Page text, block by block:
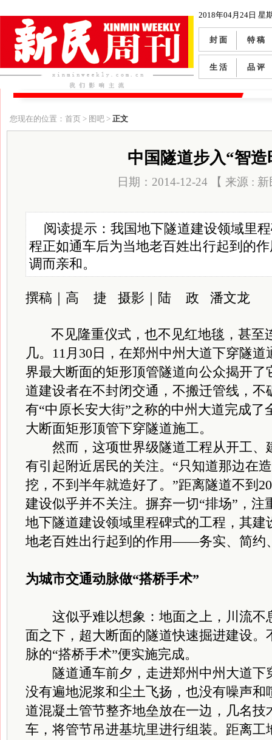
2018年04月24日 星
封 面 特 稿
生 活 品 评
您现在的位置：首页 > 图吧 > 正文
中国隧道步入“智造
日期：2014-12-24 【 来源 :
阅读提示：我国地下隧道建设领域里
程正如通车后为当地老百姓出行起到的
调而亲和。
撰稿｜高 捷 摄影｜陆 政 潘文龙
不 见隆重仪式，也不见红地毯，甚至
几。11月30日，在郑州中州大道下穿隧
界最大断面的矩形顶管隧道向公众揭开了
道建设者在不封闭交通，不搬迁管线，不
有“中原长安大街”之称的中州大道完成了
大断面矩形顶管下穿隧道施工。
然而，这项世界级隧道工程从开工、
有引起附近居民的关注。“只知道那边在
挖，不到半年就造好了。”距离隧道不到
建设似乎并不关注。摒弃一切“排场”，注
地下隧道建设领域里程碑式的工程，其建
地老百姓出行起到的作用——务实、简约
为城市交通动脉做“搭桥手术”
这似乎难以想象：地面之上，川流不
面之下，超大断面的隧道快速掘进建设。
脉的“搭桥手术”便实施完成。
隧道通车前夕，走进郑州中州大道下
没有遍地泥浆和尘土飞扬，也没有噪声和
道混凝土管节整齐地垒放在一边，几名技
车，将管节吊进基坑里进行组装。距离工